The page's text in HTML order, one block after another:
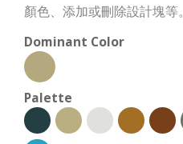
顏色、添加或刪除設計塊等。
Dominant Color
Palette